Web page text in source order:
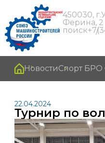
450030,
Ферина, 2
поиск
НовостиСпорт
22.04.2024
Турнир по